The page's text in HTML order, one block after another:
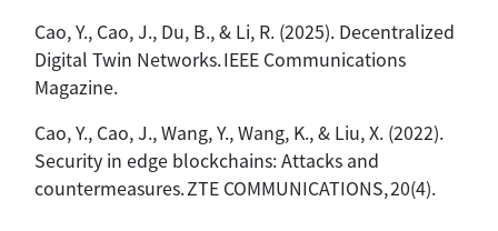
Cao, Y., Cao, J., Du, B., & Li, R. (2025). Decentralized
Digital Twin Networks. IEEE Communications
Magazine.
Cao, Y., Cao, J., Wang, Y., Wang, K., & Liu, X. (2022).
Security in edge blockchains: Attacks and
countermeasures. ZTE COMMUNICATIONS, 20(4).